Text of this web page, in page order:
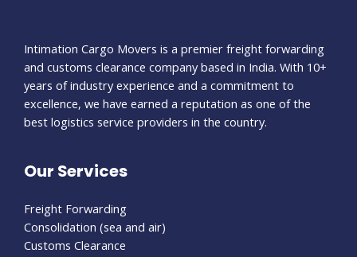
Intimation Cargo Movers is a premier freight forwarding
and customs clearance company based in India. With 10+
years of industry experience and a commitment to
excellence, we have earned a reputation as one of the
best logistics service providers in the country.
Our Services
Freight Forwarding
Consolidation (sea and air)
Customs Clearance